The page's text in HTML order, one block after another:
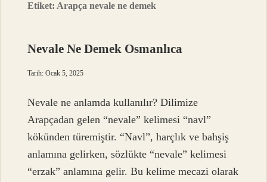
Etiket: Arapça nevale ne demek
Nevale Ne Demek Osmanlıca
Tarih: Ocak 5, 2025
Nevale ne anlamda kullanılır? Dilimize
Arapçadan gelen “nevale” kelimesi “navl”
kökünden türemiştir. “Navl”, harçlık ve bahşiş
anlamına gelirken, sözlükte “nevale” kelimesi
“erzak” anlamına gelir. Bu kelime mecazi olarak